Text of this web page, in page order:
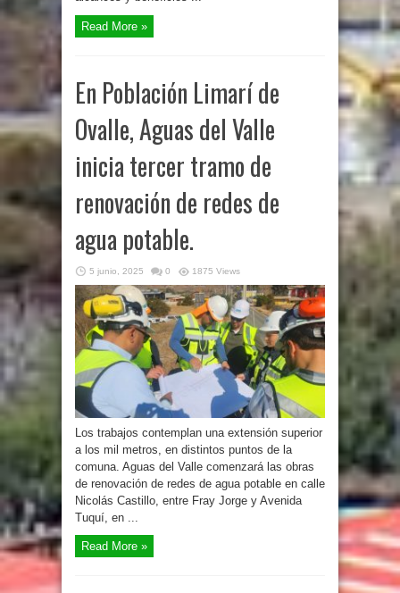
Read More »
En Población Limarí de
Ovalle, Aguas del Valle
inicia tercer tramo de
renovación de redes de
agua potable.
5 junio, 2025 0 1875 Views
Los trabajos contemplan una extensión superior
a los mil metros, en distintos puntos de la
comuna. Aguas del Valle comenzará las obras
de renovación de redes de agua potable en calle
Nicolás Castillo, entre Fray Jorge y Avenida
Tuquí, en ...
Read More »